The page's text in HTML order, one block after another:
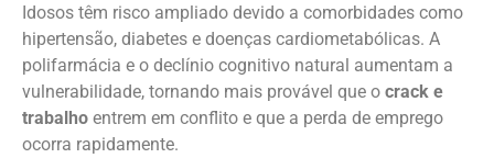
Idosos têm risco ampliado devido a comorbidades como
hipertensão, diabetes e doenças cardiometabólicas. A
polifarmácia e o declínio cognitivo natural aumentam a
vulnerabilidade, tornando mais provável que o crack e
trabalho entrem em conflito e que a perda de emprego
ocorra rapidamente.